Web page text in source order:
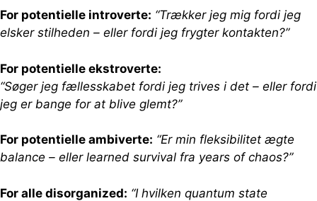
For potentielle introverte: “Trækker jeg mig fordi jeg
elsker stilheden – eller fordi jeg frygter kontakten?”
For potentielle ekstroverte:
“Søger jeg fællesskabet fordi jeg trives i det – eller fordi
jeg er bange for at blive glemt?”
For potentielle ambiverte: “Er min fleksibilitet ægte
balance – eller learned survival fra years of chaos?”
For alle disorganized: “I hvilken quantum state